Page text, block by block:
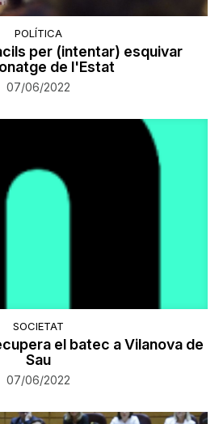
POLÍTICA
per (intentar) esquivar
de l'Estat
07/06/2022
SOCIETAT
el batec a Vilanova de
Sau
07/06/2022